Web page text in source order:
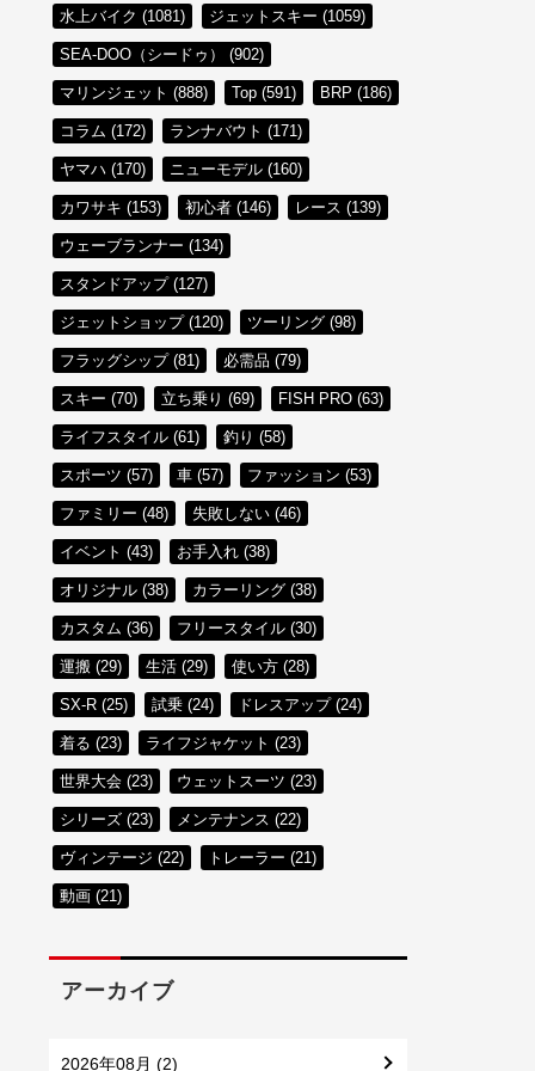
水上バイク (1081) ジェットスキー (1059)
SEA-DOO（シードゥ） (902)
マリンジェット (888) Top (591) BRP (186)
コラム (172) ランナバウト (171)
ヤマハ (170) ニューモデル (160)
カワサキ (153) 初心者 (146) レース (139)
ウェーブランナー (134)
スタンドアップ (127)
ジェットショップ (120) ツーリング (98)
フラッグシップ (81) 必需品 (79)
スキー (70) 立ち乗り (69) FISH PRO (63)
ライフスタイル (61) 釣り (58)
スポーツ (57) 車 (57) ファッション (53)
ファミリー (48) 失敗しない (46)
イベント (43) お手入れ (38)
オリジナル (38) カラーリング (38)
カスタム (36) フリースタイル (30)
運搬 (29) 生活 (29) 使い方 (28)
SX-R (25) 試乗 (24) ドレスアップ (24)
着る (23) ライフジャケット (23)
世界大会 (23) ウェットスーツ (23)
シリーズ (23) メンテナンス (22)
ヴィンテージ (22) トレーラー (21)
動画 (21)
アーカイブ
2026年08月 (2)